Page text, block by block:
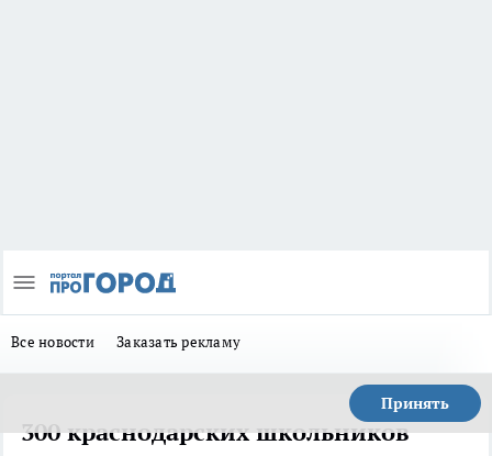
Все новости Заказать рекламу
Принять
300 краснодарских школьников